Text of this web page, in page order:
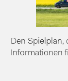
Den Spielplan,
Informationen